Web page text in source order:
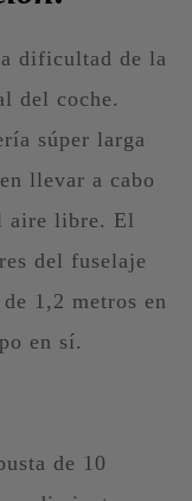
dificultad de la
del coche.
súper larga
llevar a cabo
aire libre. El
del fuselaje
1,2 metros en
en sí.
de 10